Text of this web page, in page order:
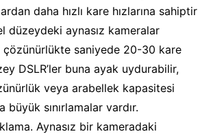
daha hızlı kare hızlarına sahiptir
düzeydeki aynasız kameralar
saniyede 20-30 kare
DSLR’ler buna ayak uydurabilir,
veya arabellek kapasitesi
büyük sınırlamalar vardır.
Aynasız bir kameradaki